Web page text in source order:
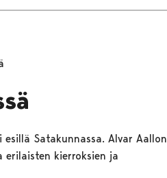
Satakunnassa. Alvar Aallon
erilaisten kierroksien ja